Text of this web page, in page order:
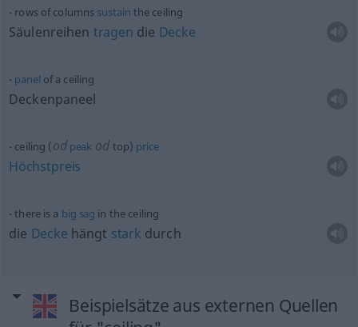
rows of columns sustain the ceiling
Säulenreihen tragen die Decke
panel of a ceiling
Deckenpaneel
ceiling (odpeak od top) price
Höchstpreis
there is a big sag in the ceiling
die Decke hängt stark durch
Beispielsätze aus externen Quellen